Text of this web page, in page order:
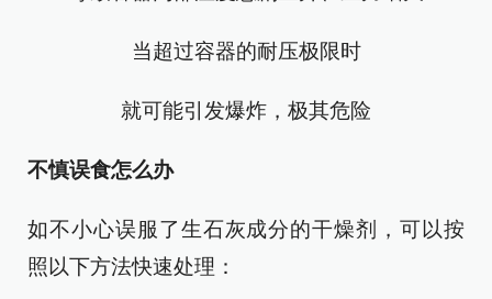
当超过容器的耐压极限时
就可能引发爆炸，极其危险
不慎误食怎么办
如不小心误服了生石灰成分的干燥剂，可以按
照以下方法快速处理：